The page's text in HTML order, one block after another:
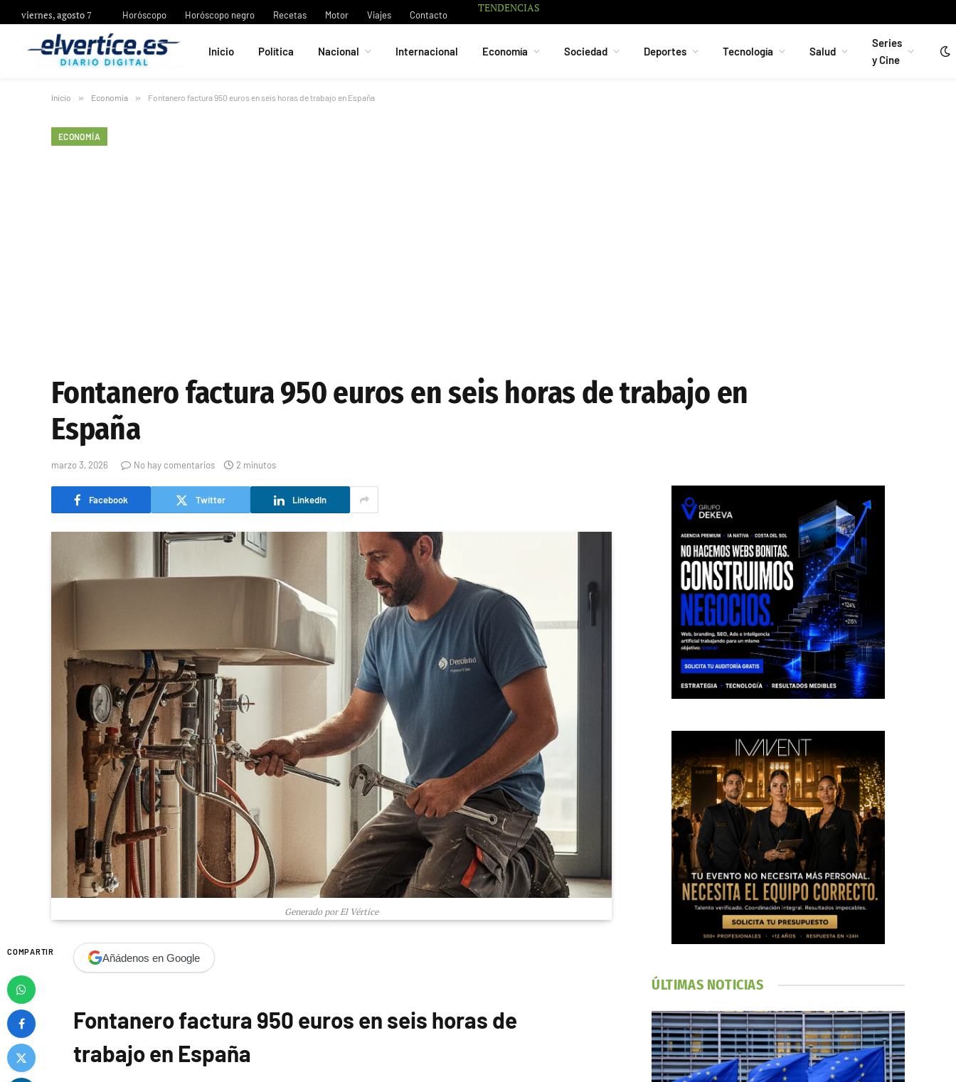
viernes, agosto 7 Horóscopo Horóscopo negro Recetas Motor Viajes Contacto
TENDENCIAS
León XIV viajará a Francia en septiembre: París, Lourdes y Metz, ejes de una visita marcada por la fe y las raíces de Europa
Inicio Política Nacional Internacional Economía Sociedad Deportes Tecnología Salud
Series
y Cine
Inicio » Economía » Fontanero factura 950 euros en seis horas de trabajo en España
ECONOMÍA
Fontanero factura 950 euros en seis horas de trabajo en
España
marzo 3, 2026 No hay comentarios 2 minutos
Facebook Twitter LinkedIn
Generado por El Vértice
COMPARTIR Añádenos en Google
Fontanero factura 950 euros en seis horas de
trabajo en España
ÚLTIMAS NOTICIAS